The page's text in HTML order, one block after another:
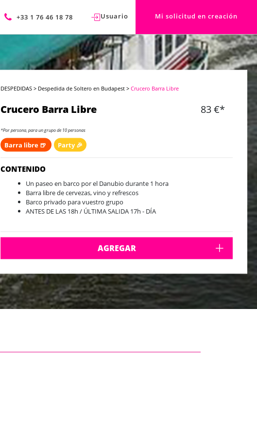
+33 1 76 46 18 78 Usuario Mi solicitud en creación
DESPEDIDAS > Despedida de Soltero en Budapest >Crucero Barra Libre
Crucero Barra Libre 83 €*
*Por persona, para un grupo de 10 personas
Barra libre 🍺 Party 🎉
CONTENIDO
Un paseo en barco por el Danubio durante 1 hora
Barra libre de cervezas, vino y refrescos
Barco privado para vuestro grupo
ANTES DE LAS 18h / ÚLTIMA SALIDA 17h - DÍA
AGREGAR